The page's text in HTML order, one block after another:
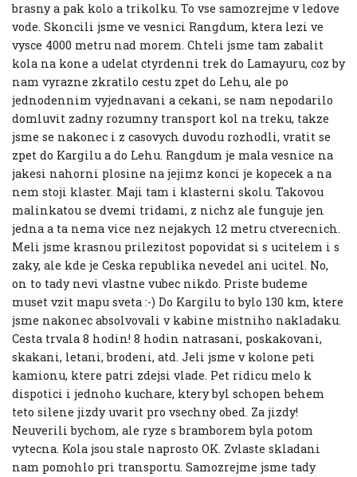
brasny a pak kolo a trikolku. To vse samozrejme v ledove
vode. Skoncili jsme ve vesnici Rangdum, ktera lezi ve
vysce 4000 metru nad morem. Chteli jsme tam zabalit
kola na kone a udelat ctyrdenni trek do Lamayuru, coz by
nam vyrazne zkratilo cestu zpet do Lehu, ale po
jednodennim vyjednavani a cekani, se nam nepodarilo
domluvit zadny rozumny transport kol na treku, takze
jsme se nakonec i z casovych duvodu rozhodli, vratit se
zpet do Kargilu a do Lehu. Rangdum je mala vesnice na
jakesi nahorni plosine na jejimz konci je kopecek a na
nem stoji klaster. Maji tam i klasterni skolu. Takovou
malinkatou se dvemi tridami, z nichz ale funguje jen
jedna a ta nema vice nez nejakych 12 metru ctverecnich.
Meli jsme krasnou prilezitost popovidat si s ucitelem i s
zaky, ale kde je Ceska republika nevedel ani ucitel. No,
on to tady nevi vlastne vubec nikdo. Priste budeme
muset vzit mapu sveta :-) Do Kargilu to bylo 130 km, ktere
jsme nakonec absolvovali v kabine mistniho nakladaku.
Cesta trvala 8 hodin! 8 hodin natrasani, poskakovani,
skakani, letani, brodeni, atd. Jeli jsme v kolone peti
kamionu, ktere patri zdejsi vlade. Pet ridicu melo k
dispotici i jednoho kuchare, ktery byl schopen behem
teto silene jizdy uvarit pro vsechny obed. Za jizdy!
Neuverili bychom, ale ryze s bramborem byla potom
vytecna. Kola jsou stale naprosto OK. Zvlaste skladani
nam pomohlo pri transportu. Samozrejme jsme tady